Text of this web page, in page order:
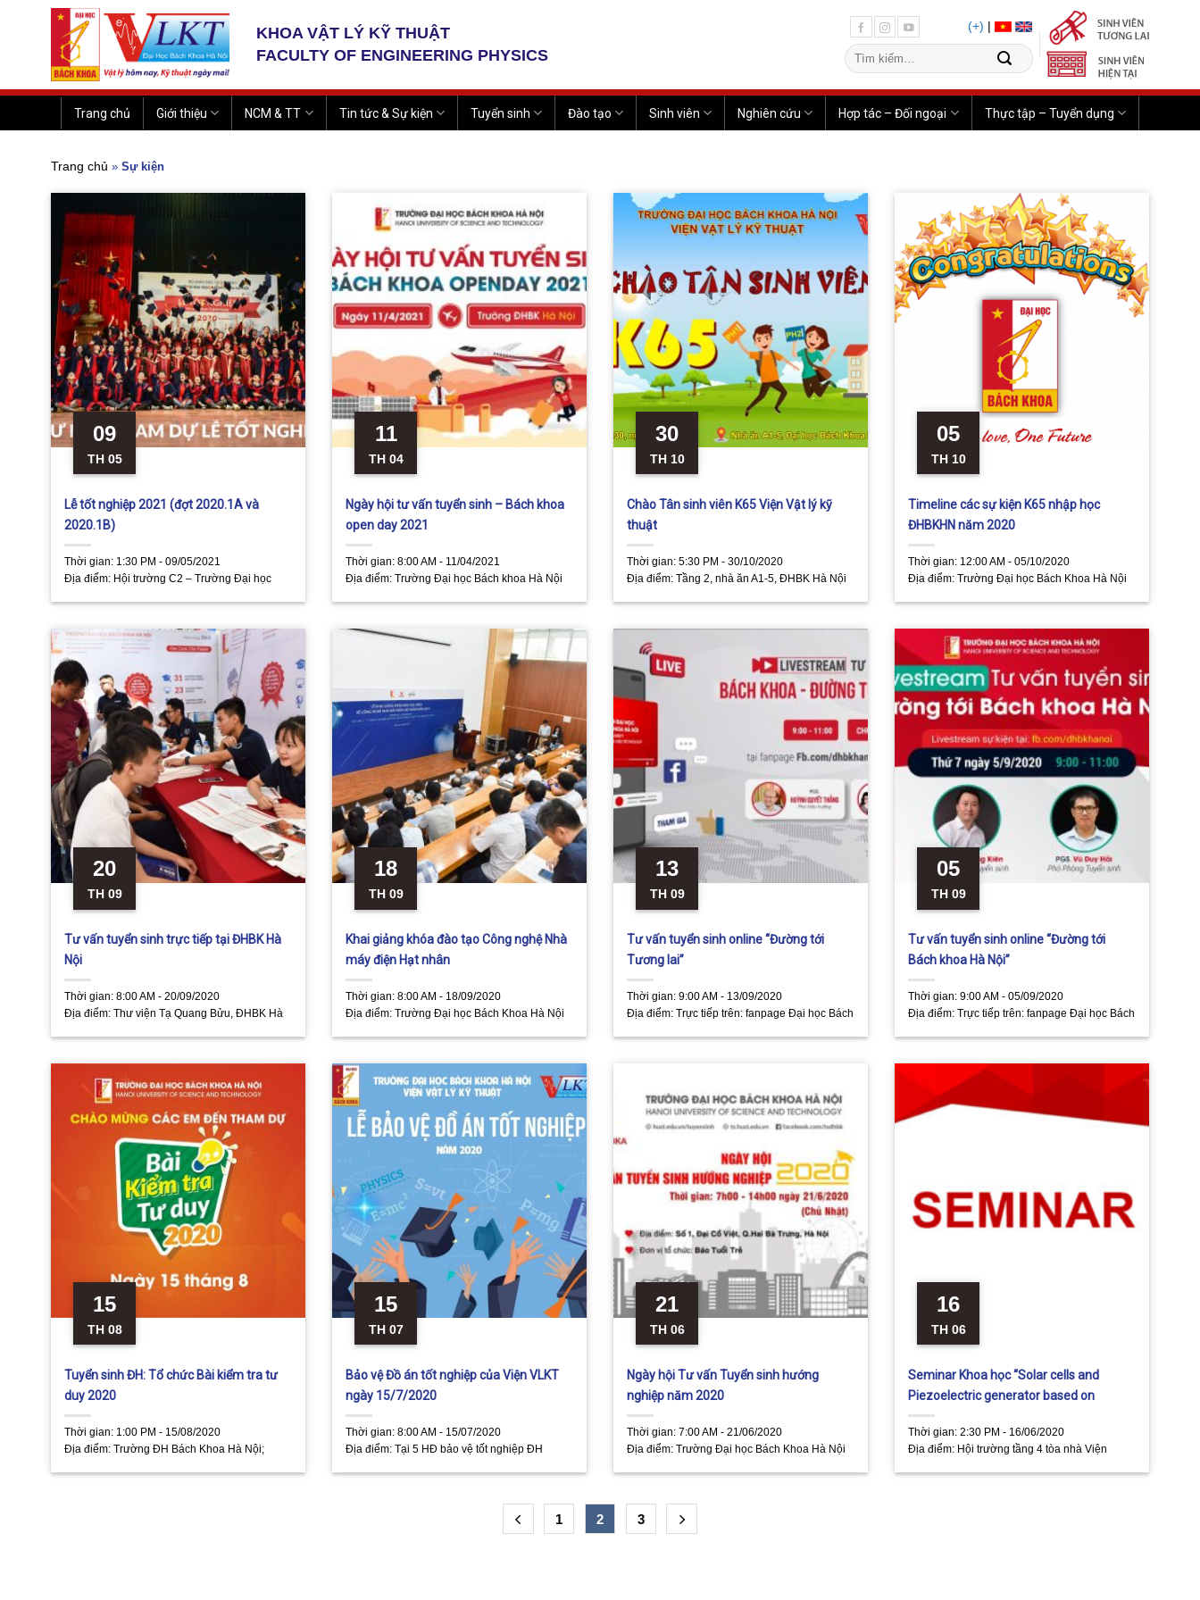
KHOA VẬT LÝ KỸ THUẬT
FACULTY OF ENGINEERING PHYSICS
(+)
Trang chủ Giới thiệu NCM & TT Tin tức & Sự kiện Tuyển sinh Đào tạo Sinh viên Nghiên cứu Hợp tác – Đối ngoại Thực tập – Tuyển dụng
Trang chủ » Sự kiện
09
TH 05
Lễ tốt nghiệp 2021 (đợt 2020.1A và
2020.1B)
Thời gian: 1:30 PM - 09/05/2021
Địa điểm: Hội trường C2 – Trường Đại học
11
TH 04
Ngày hội tư vấn tuyển sinh – Bách khoa
open day 2021
Thời gian: 8:00 AM - 11/04/2021
Địa điểm: Trường Đại học Bách khoa Hà Nội
30
TH 10
Chào Tân sinh viên K65 Viện Vật lý kỹ
thuật
Thời gian: 5:30 PM - 30/10/2020
Địa điểm: Tầng 2, nhà ăn A1-5, ĐHBK Hà Nội
05
TH 10
Timeline các sự kiện K65 nhập học
ĐHBKHN năm 2020
Thời gian: 12:00 AM - 05/10/2020
Địa điểm: Trường Đại học Bách Khoa Hà Nội
20
TH 09
Tư vấn tuyển sinh trực tiếp tại ĐHBK Hà
Nội
Thời gian: 8:00 AM - 20/09/2020
Địa điểm: Thư viện Tạ Quang Bửu, ĐHBK Hà
18
TH 09
Khai giảng khóa đào tạo Công nghệ Nhà
máy điện Hạt nhân
Thời gian: 8:00 AM - 18/09/2020
Địa điểm: Trường Đại học Bách Khoa Hà Nội
13
TH 09
Tư vấn tuyển sinh online “Đường tới
Tương lai”
Thời gian: 9:00 AM - 13/09/2020
Địa điểm: Trực tiếp trên: fanpage Đại học Bách
05
TH 09
Tư vấn tuyển sinh online “Đường tới
Bách khoa Hà Nội”
Thời gian: 9:00 AM - 05/09/2020
Địa điểm: Trực tiếp trên: fanpage Đại học Bách
15
TH 08
Tuyển sinh ĐH: Tổ chức Bài kiểm tra tư
duy 2020
Thời gian: 1:00 PM - 15/08/2020
Địa điểm: Trường ĐH Bách Khoa Hà Nội;
15
TH 07
Bảo vệ Đồ án tốt nghiệp của Viện VLKT
ngày 15/7/2020
Thời gian: 8:00 AM - 15/07/2020
Địa điểm: Tại 5 HĐ bảo vệ tốt nghiệp ĐH
21
TH 06
Ngày hội Tư vấn Tuyển sinh hướng
nghiệp năm 2020
Thời gian: 7:00 AM - 21/06/2020
Địa điểm: Trường Đại học Bách Khoa Hà Nội
16
TH 06
Seminar Khoa học “Solar cells and
Piezoelectric generator based on
organic-inorganic Perovskite materials”
Thời gian: 2:30 PM - 16/06/2020
Địa điểm: Hội trường tầng 4 tòa nhà Viện
1 2 3